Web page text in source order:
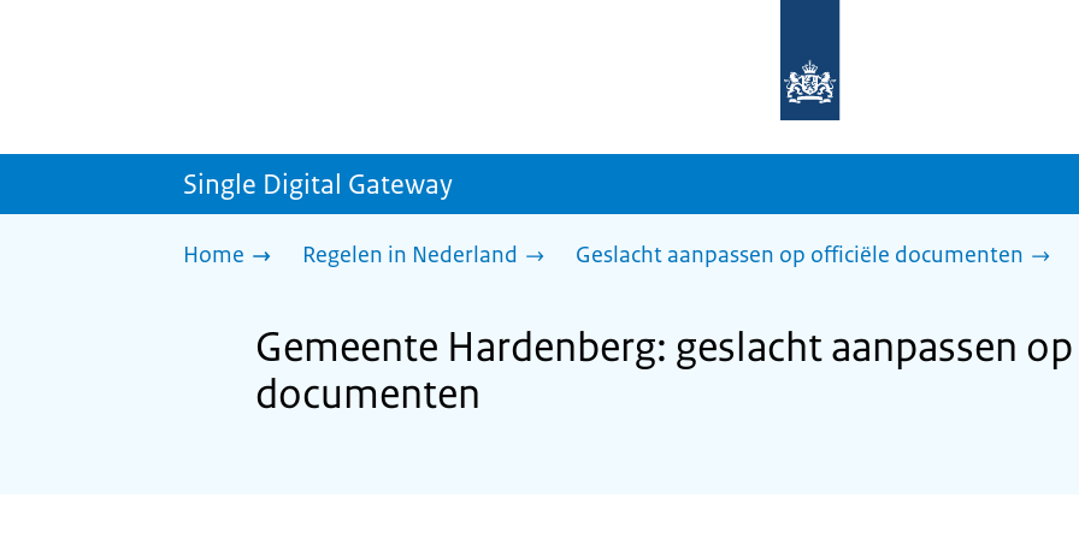
homepage
sdg.rijksoverheid.nl
Single Digital Gateway
Home Regelen in Nederland Geslacht aanpassen op officiële documenten
Gemeente Hardenberg: geslacht aanpassen
documenten